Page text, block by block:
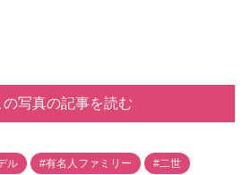
の写真の記事を読む
ル #有名人ファミリー #二世